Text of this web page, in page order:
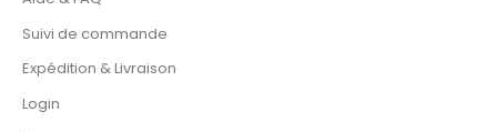
Suivi de commande
Expédition & Livraison
Login